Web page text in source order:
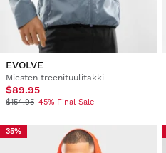
EVOLVE
Miesten treenituulitakki
$89.95
$154.95-45% Final Sale
35%